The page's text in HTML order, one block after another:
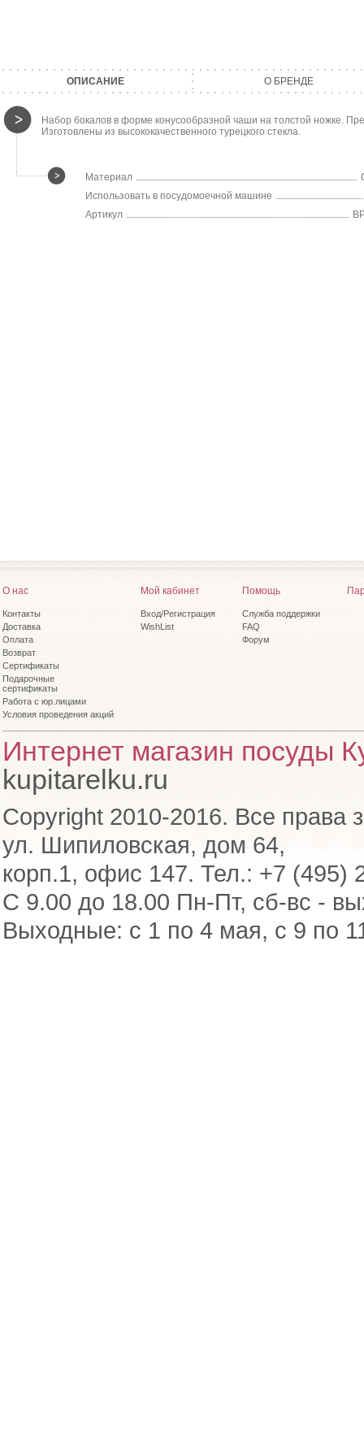
ОПИСАНИЕ О БРЕНДЕ
Набор бокалов в форме конусообразной чаши на толстой ножке.
Изготовлены из высококачественного турецкого стекла.
Материал
Использовать в посудомоечной машине
Артикул
О нас
Контакты
Доставка
Оплата
Возврат
Сертификаты
Подарочные
сертификаты
Работа с юр.лицами
Условия проведения акций
Мой кабинет
Вход/Регистрация
WishList
Помощь
Служба поддержки
FAQ
Форум
Интернет магазин посуды
kupitarelku.ru
Copyright 2010-2016. Все права
ул. Шипиловская, дом 64,
корп.1, офис 147. Тел.: +7 (495)
С 9.00 до 18.00 Пн-Пт, сб-вс -
Выходные: с 1 по 4 мая, с 9 по